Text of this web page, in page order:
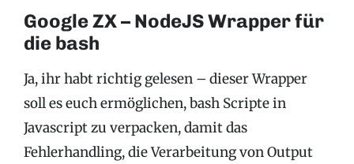
Google ZX – NodeJS Wrapper für
die bash
Ja, ihr habt richtig gelesen – dieser Wrapper
soll es euch ermöglichen, bash Scripte in
Javascript zu verpacken, damit das
Fehlerhandling, die Verarbeitung von Output